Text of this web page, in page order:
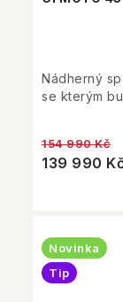
139 990
154 990 Kč
Nádherný
se kterým
Novinka
Tip